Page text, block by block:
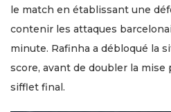
le match en établissant une
contenir les attaques
minute. Rafinha a débloqué la
score, avant de doubler la mise
sifflet final.